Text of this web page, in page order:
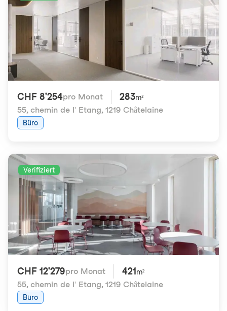
CHF 8'254pro Monat 283m²
55, chemin de l' Etang, 1219 Châtelaine
Büro
Verifiziert
CHF 12'279pro Monat 421 m²
55, chemin de l' Etang, 1219 Châtelaine
Büro